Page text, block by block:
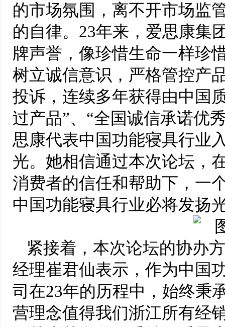
的市场氛围，离不开市场监
的自律。23年来，爱思康集
牌声誉，像珍惜生命一样珍
树立诚信意识，严格管控产
投诉，连续多年获得由中国
过产品”、“全国诚信承诺优
思康代表中国功能寝具行业
光。她相信通过本次论坛，
消费者的信任和帮助下，一
中国功能寝具行业必将发扬
紧接着，本次论坛的协办
经理崔君仙表示，作为中国
司在23年的历程中，始终秉
营理念值得我们浙江所有经